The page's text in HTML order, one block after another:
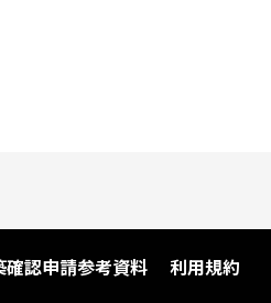
確認申請参考資料 利用規約